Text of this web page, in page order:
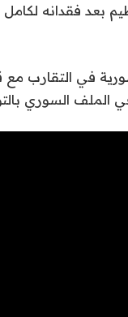
بعد فقدانه
في التقارب
الملف السوري